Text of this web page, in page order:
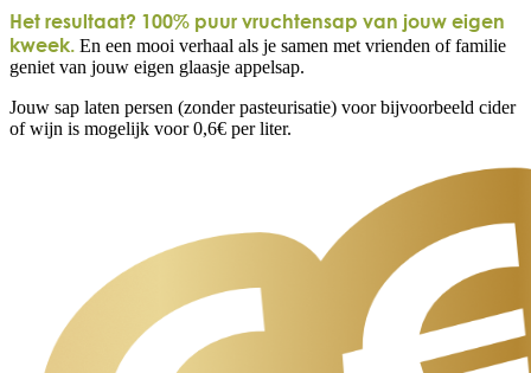
Het resultaat? 100% puur vruchtensap van jouw eigen
kweek. En een mooi verhaal als je samen met vrienden of familie
geniet van jouw eigen glaasje appelsap.
Jouw sap laten persen (zonder pasteurisatie) voor bijvoorbeeld cider
of wijn is mogelijk voor 0,6€ per liter.